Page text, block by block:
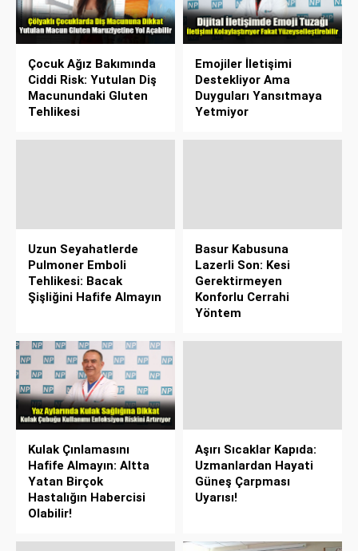
Çocuk Ağız Bakımında
Ciddi Risk: Yutulan Diş
Macunundaki Gluten
Tehlikesi
Emojiler İletişimi
Destekliyor Ama
Duyguları Yansıtmaya
Yetmiyor
Uzun Seyahatlerde
Pulmoner Emboli
Tehlikesi: Bacak
Şişliğini Hafife Almayın
Basur Kabusuna
Lazerli Son: Kesi
Gerektirmeyen
Konforlu Cerrahi
Yöntem
Kulak Çınlamasını
Hafife Almayın: Altta
Yatan Birçok
Hastalığın Habercisi
Olabilir!
Aşırı Sıcaklar Kapıda:
Uzmanlardan Hayati
Güneş Çarpması
Uyarısı!